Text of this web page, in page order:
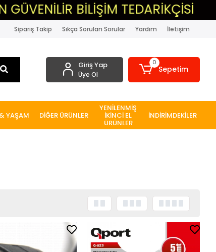
BİLİŞİM TEDARİKÇİSİ
Sipariş Takip Sıkça Sorulan Sorular Yardım İletişim
Giriş Yap
Üye Ol
0
Sepetim
YAŞAM DİĞER ÜRÜNLER
YENİLENMİŞ
İKİNCİ EL
ÜRÜNLER
İNDİRİMDEKİLER